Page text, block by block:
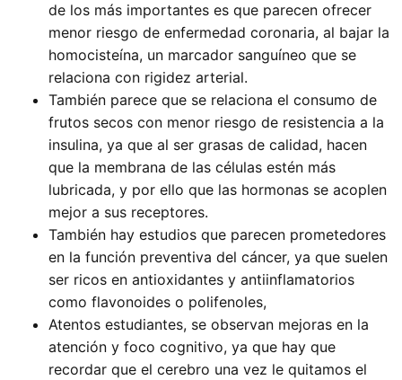
de los más importantes es que parecen ofrecer
menor riesgo de enfermedad coronaria, al bajar la
homocisteína, un marcador sanguíneo que se
relaciona con rigidez arterial.
También parece que se relaciona el consumo de
frutos secos con menor riesgo de resistencia a la
insulina, ya que al ser grasas de calidad, hacen
que la membrana de las células estén más
lubricada, y por ello que las hormonas se acoplen
mejor a sus receptores.
También hay estudios que parecen prometedores
en la función preventiva del cáncer, ya que suelen
ser ricos en antioxidantes y antiinflamatorios
como flavonoides o polifenoles,
Atentos estudiantes, se observan mejoras en la
atención y foco cognitivo, ya que hay que
recordar que el cerebro una vez le quitamos el